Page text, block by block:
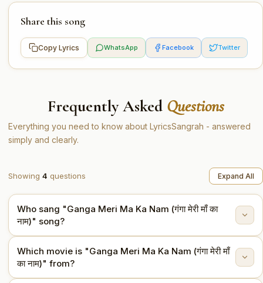
Share this song
Copy Lyrics WhatsApp Facebook Twitter
Frequently Asked Questions
Everything you need to know about LyricsSangrah - answered
simply and clearly.
Showing 4 questions Expand All
Who sang "Ganga Meri Ma Ka Nam (गंगा मेरी माँ का
नाम)" song?
"Ganga Meri Ma Ka Nam (गंगा मेरी माँ का नाम)" is sung by
Mohammed Rafi.
Which movie is "Ganga Meri Ma Ka Nam (गंगा मेरी माँ
का नाम)" from?